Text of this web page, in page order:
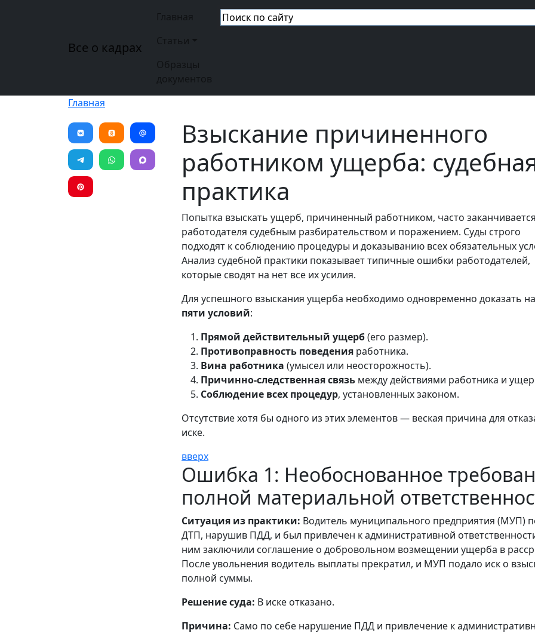
Все о кадрах
Основная навигация
Главная
Взыскание причиненного
работником ущерба:
практика
Попытка взыскать ущерб, причиненный работником, часто
работодателя судебным разбирательством и поражением. Суды строго
подходят к соблюдению процедуры и доказыванию всех обязательных
Анализ судебной практики показывает типичные ошибки работодателей,
которые сводят на нет все их усилия.
Для успешного взыскания ущерба необходимо одновременно доказать
пяти условий:
Прямой действительный ущерб(его размер).
Противоправность поведения работника.
Вина работника (умысел или неосторожность).
Причинно-следственная связь между действиями работника и
Соблюдение всех процедур, установленных законом.
Отсутствие хотя бы одного из этих элементов — веская причина для
иске.
вверх
Ошибка 1: Необоснованное
полной материальной
Ситуация из практики: Водитель муниципального предприятия (МУП)
ДТП, нарушив ПДД, и был привлечен к административной
ним заключили соглашение о добровольном возмещении ущерба в
После увольнения водитель выплаты прекратил, и МУП подало иск о
полной суммы.
Решение суда: В иске отказано.
Причина: Само по себе нарушение ПДД и привлечение к